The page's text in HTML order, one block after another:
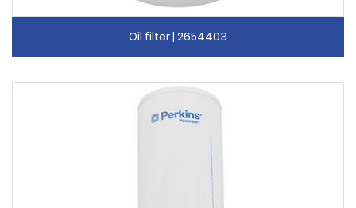
Oil filter | 2654403